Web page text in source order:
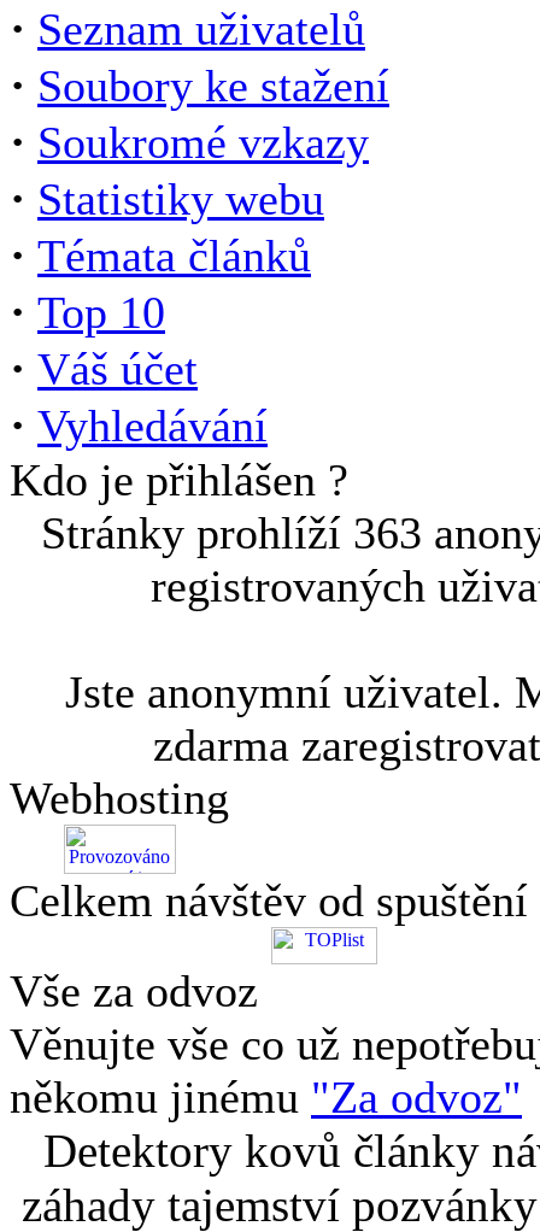
· Seznam uživatelů
· Soubory ke stažení
· Soukromé vzkazy
· Statistiky webu
· Témata článků
· Top 10
· Váš účet
· Vyhledávání
Kdo je přihlášen ?
Stránky prohlíží 363
registrovaných
Jste anonymní uživatel.
zdarma
Webhosting
Celkem návštěv od
Vše za odvoz
Věnujte vše co už
někomu jinému "Za odvoz"
Detektory kovů články
záhady tajemství